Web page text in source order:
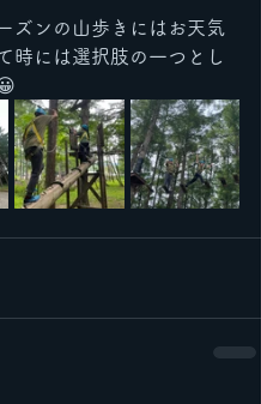
ズンの山歩きにはお天気
時には選択肢の一つとし